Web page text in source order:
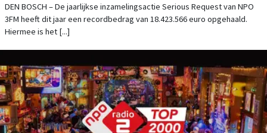
DEN BOSCH – De jaarlijkse inzamelingsactie Serious Request van NPO
3FM heeft dit jaar een recordbedrag van 18.423.566 euro opgehaald.
Hiermee is het [...]